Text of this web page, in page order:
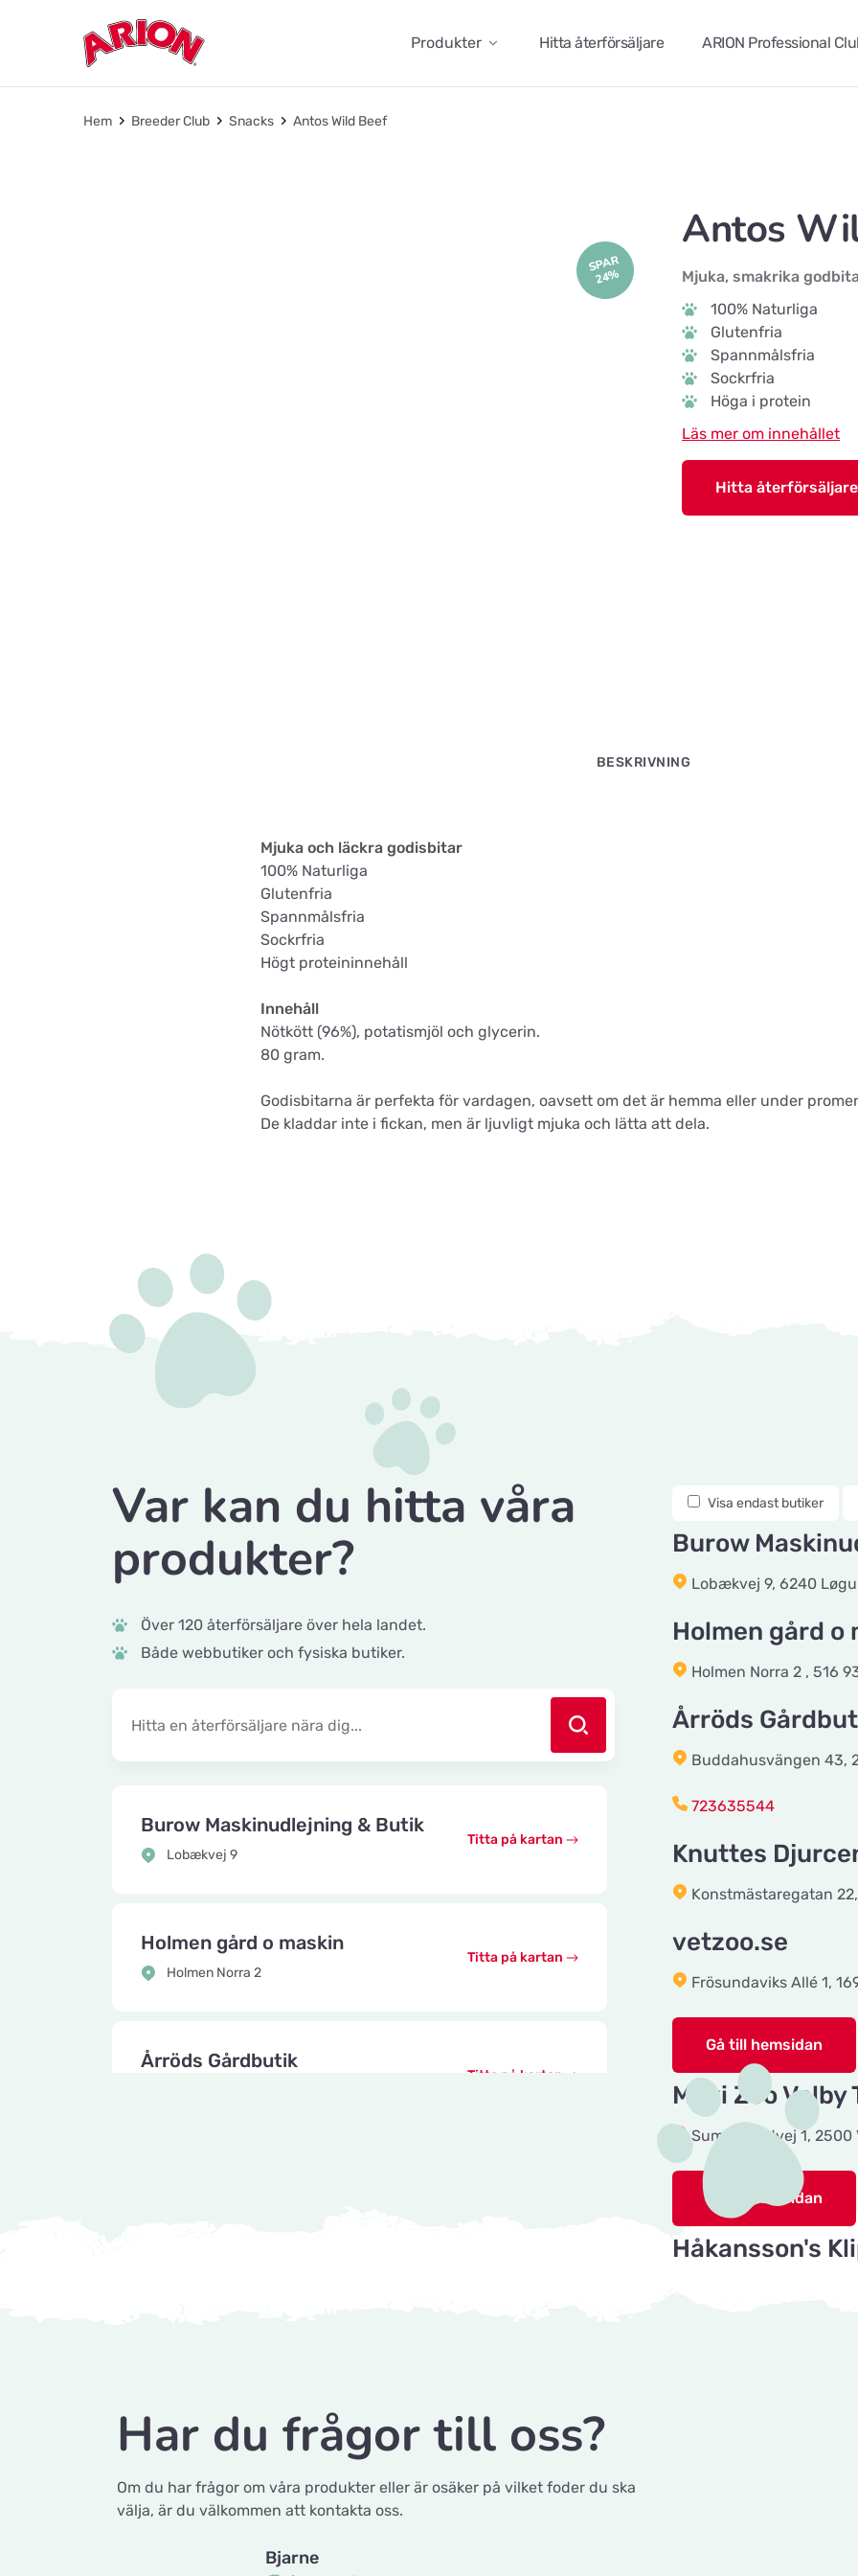
Produkter Hitta återförsäljare ARION Professional
Hem Breeder Club Snacks Antos Wild Beef
SPAR
24%
Antos
Mjuka, smakrika
100% Naturliga
Glutenfria
Spannmålsfria
Sockrfria
Höga i protein
Läs mer om innehållet
Hitta återförsäljare
BESKRIVNING
Mjuka och läckra godisbitar
100% Naturliga
Glutenfria
Spannmålsfria
Sockrfria
Högt proteininnehåll
Innehåll
Nötkött (96%), potatismjöl och glycerin.
80 gram.
Godisbitarna är perfekta för vardagen, oavsett om det är hemma eller under
De kladdar inte i fickan, men är ljuvligt mjuka och lätta att dela.
Var kan du hitta våra
produkter?
Över 120 återförsäljare över hela landet.
Både webbutiker och fysiska butiker.
Burow Maskinudlejning & Butik
Lobækvej 9
Titta på kartan
Holmen gård o maskin
Holmen Norra 2
Titta på kartan
Årröds Gårdbutik
Titta på kartan
Maxi Zoo Valby Torveporten
Summerredvej 1
Titta på kartan
Visa endast butiker
Burow
Lobækvej 9, 6240
Holmen gård o
Holmen Norra 2 , 516
Årröds
Buddahusvängen 43,
723635544
Knuttes
Konstmästaregatan
vetzoo.se
Frösundaviks Allé 1,
Gå till hemsidan
Maxi Zoo
Summerredvej 1, 2500
Gå till hemsidan
Håkansson's
Ladugårdsvägen 101
Har du frågor till oss?
Om du har frågor om våra produkter eller är osäker på vilket foder du ska
välja, är du välkommen att kontakta oss.
Bjarne